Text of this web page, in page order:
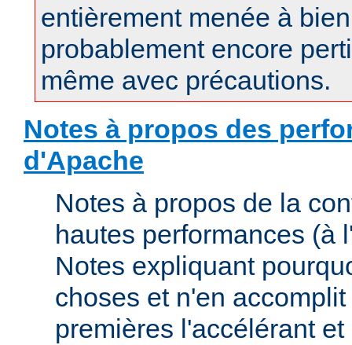
entièrement menée à
probablement encore
même avec précautions.
Notes à propos des
d'Apache
Notes à propos de la
hautes performances (à
Notes expliquant
choses et n'en
premières l'accélérant